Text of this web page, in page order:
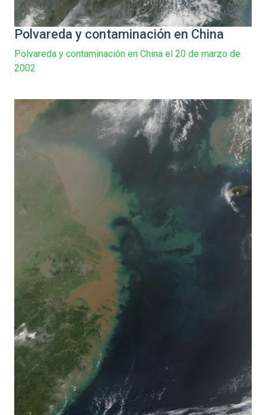
Polvareda y contaminación en China
Polvareda y contaminación en China el 20 de marzo de
2002